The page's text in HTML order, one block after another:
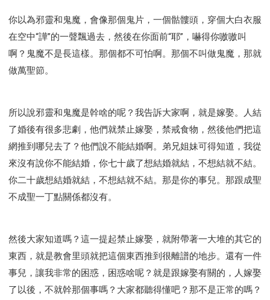
你以為邪靈和鬼魔，會像那個鬼片，一個骷髏頭，穿個大白衣服
在空中“譁”的一聲飄過去，然後在你面前“耶”，嚇得你嗷嗷叫
啊？鬼魔不是長這樣。那個都不可怕啊。那個不叫做鬼魔，那就
做萬聖節。
所以說邪靈和鬼魔是幹啥的呢？我告訴大家啊，就是嫁娶。人結
了婚後有很多悲劇，他們就禁止嫁娶，禁戒食物，然後他們把這
網推到哪兒去了？他們說不能結婚啊。弟兄姐妹可得知道，我從
來沒有說你不能結婚，你七十歲了想結婚就結，不想結就不結。
你二十歲想結婚就結，不想結就不結。那是你的事兒。那跟成聖
不成聖一丁點關係都沒有。
然後大家知道嗎？這一提起禁止嫁娶，就附帶著一大堆的其它的
東西，就是教會里頭就把這個東西推到很離譜的地步。還有一件
事兒，讓我非常的困惑，困惑啥呢？就是跟嫁娶有關的，人嫁娶
了以後，不就幹那個事嗎？大家都聽得懂吧？那不是正常的嗎？